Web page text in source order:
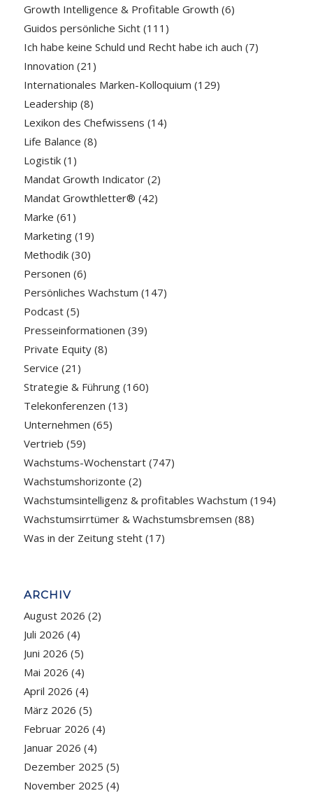
Growth Intelligence & Profitable Growth (6)
Guidos persönliche Sicht(111)
Ich habe keine Schuld und Recht habe ich auch (7)
Innovation (21)
Internationales Marken-Kolloquium (129)
Leadership (8)
Lexikon des Chefwissens (14)
Life Balance (8)
Logistik(1)
Mandat Growth Indicator(2)
Mandat Growthletter® (42)
Marke (61)
Marketing(19)
Methodik(30)
Personen (6)
Persönliches Wachstum (147)
Podcast(5)
Presseinformationen (39)
Private Equity(8)
Service (21)
Strategie & Führung(160)
Telekonferenzen (13)
Unternehmen (65)
Vertrieb (59)
Wachstums-Wochenstart(747)
Wachstumshorizonte (2)
Wachstumsintelligenz & profitables Wachstum (194)
Wachstumsirrtümer & Wachstumsbremsen (88)
Was in der Zeitung steht(17)
ARCHIV
August 2026 (2)
Juli 2026 (4)
Juni 2026 (5)
Mai 2026 (4)
April 2026 (4)
März 2026 (5)
Februar 2026 (4)
Januar 2026 (4)
Dezember 2025 (5)
November 2025 (4)